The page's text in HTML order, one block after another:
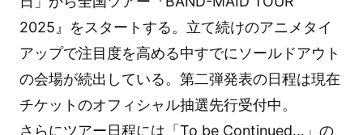
2025』をスタートする。立て続けのアニメタイ
アップで注目度を高める中すでにソールドアウト
の会場が続出している。第二弾発表の日程は現在
チケットのオフィシャル抽選先行受付中。
さらにツアー日程には「To be Continued…」の